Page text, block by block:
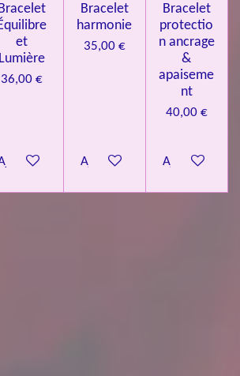
Bracelet
Équilibre
et
Lumière
36,00 €
au panier
Bracelet
harmonie
35,00 €
Ajouter au panier
Bracelet
protectio
n ancrage
&
apaiseme
nt
40,00 €
Ajouter au